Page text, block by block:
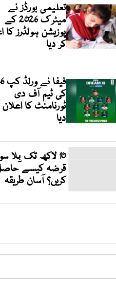
تعلیمی بورڈز نے
میٹرک 2026 کے
پوزیشن ہولڈرز کا
کر دیا
کی ٹیم آف دی
ٹورنامنٹ کا
دیا
10 لاکھ تک بِلا
قرضہ کیسے
کریں؟ آسان طریقہ